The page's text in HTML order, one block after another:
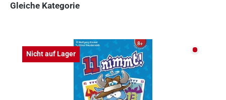
Gleiche Kategorie
Nicht auf Lager Nicht